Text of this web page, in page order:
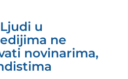
u
ne
novinarima,